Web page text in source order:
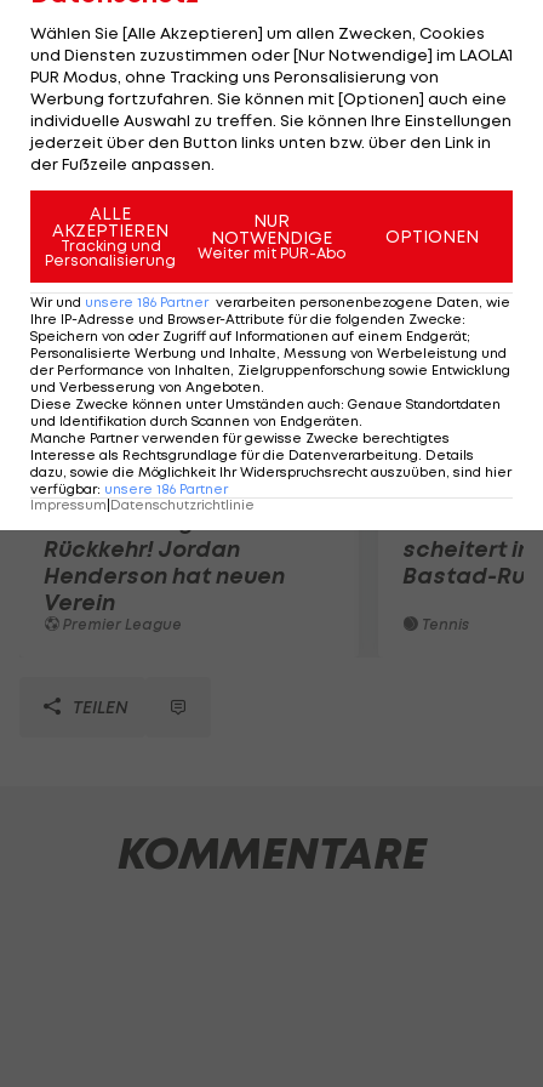
gefahren. Aus Geldnot wollen die Franzosen den
GP abwechselnd mit dem belgischen in Spa
austragen. Big Boss Bernie Ecclestone soll, laut
Frankreichs Sportminister, dem Finanzplan
bereits zugestimmt haben.
Mehr zum Thema
Rückkehr! Jordan
Henderson hat neuen
Verein
Premier League
scheitert in
Bastad-
Tennis
TEILEN
KOMMENTARE
Wählen Sie [Alle Akzeptieren] um allen Zwecken, Cookies
und Diensten zuzustimmen oder [Nur Notwendige] im LAOLA1
PUR Modus, ohne Tracking uns Peronsalisierung von
Werbung fortzufahren. Sie können mit [Optionen] auch eine
individuelle Auswahl zu treffen. Sie können Ihre Einstellungen
jederzeit über den Button links unten bzw. über den Link in
der Fußzeile anpassen.
ALLE
AKZEPTIEREN
Tracking und
Personalisierung
NUR
NOTWENDIGE
Weiter mit PUR-Abo
OPTIONEN
Wir und unsere 186 Partner verarbeiten personenbezogene Daten, wie
Ihre IP-Adresse und Browser-Attribute für die folgenden Zwecke:
Speichern von oder Zugriff auf Informationen auf einem Endgerät;
Personalisierte Werbung und Inhalte, Messung von Werbeleistung und
der Performance von Inhalten, Zielgruppenforschung sowie Entwicklung
und Verbesserung von Angeboten.
Diese Zwecke können unter Umständen auch: Genaue Standortdaten
und Identifikation durch Scannen von Endgeräten.
Manche Partner verwenden für gewisse Zwecke berechtigtes
Interesse als Rechtsgrundlage für die Datenverarbeitung. Details
dazu, sowie die Möglichkeit Ihr Widerspruchsrecht auszuüben, sind hier
verfügbar: unsere 186 Partner
Impressum Datenschutzrichtlinie